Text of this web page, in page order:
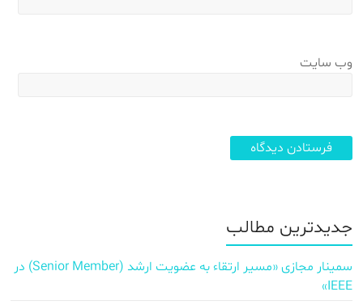
وب‌ سایت
جدیدترین مطالب
سمینار مجازی «مسیر ارتقاء به عضویت ارشد (Senior Member) در
IEEE»